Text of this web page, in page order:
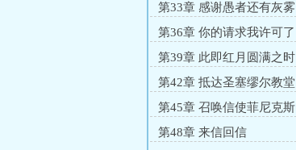
第33章 感谢愚者还有灰雾
第36章 你的请求我许可了
第39章 此即红月圆满之时
第42章 抵达圣塞缪尔教堂
第45章 召唤信使菲尼克斯
第48章 来信回信